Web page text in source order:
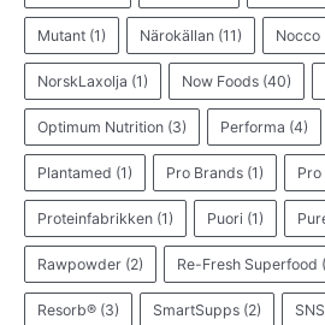
Mutant (1) Närokällan (11) Nocco
NorskLaxolja (1) Now Foods (40)
Optimum Nutrition (3) Performa (4)
Plantamed (1) Pro Brands (1) Pro
Proteinfabrikken (1) Puori (1)
Rawpowder (2) Re-Fresh Superfood
Resorb® (3) SmartSupps (2)